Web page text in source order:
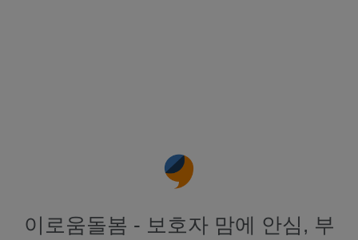
이로움돌봄 - 보호자 맘에 안심, 부